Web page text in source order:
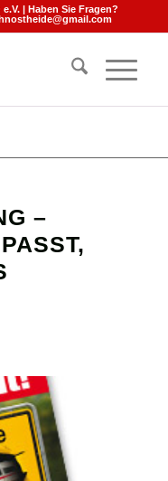
| Haben Sie Fragen?
–